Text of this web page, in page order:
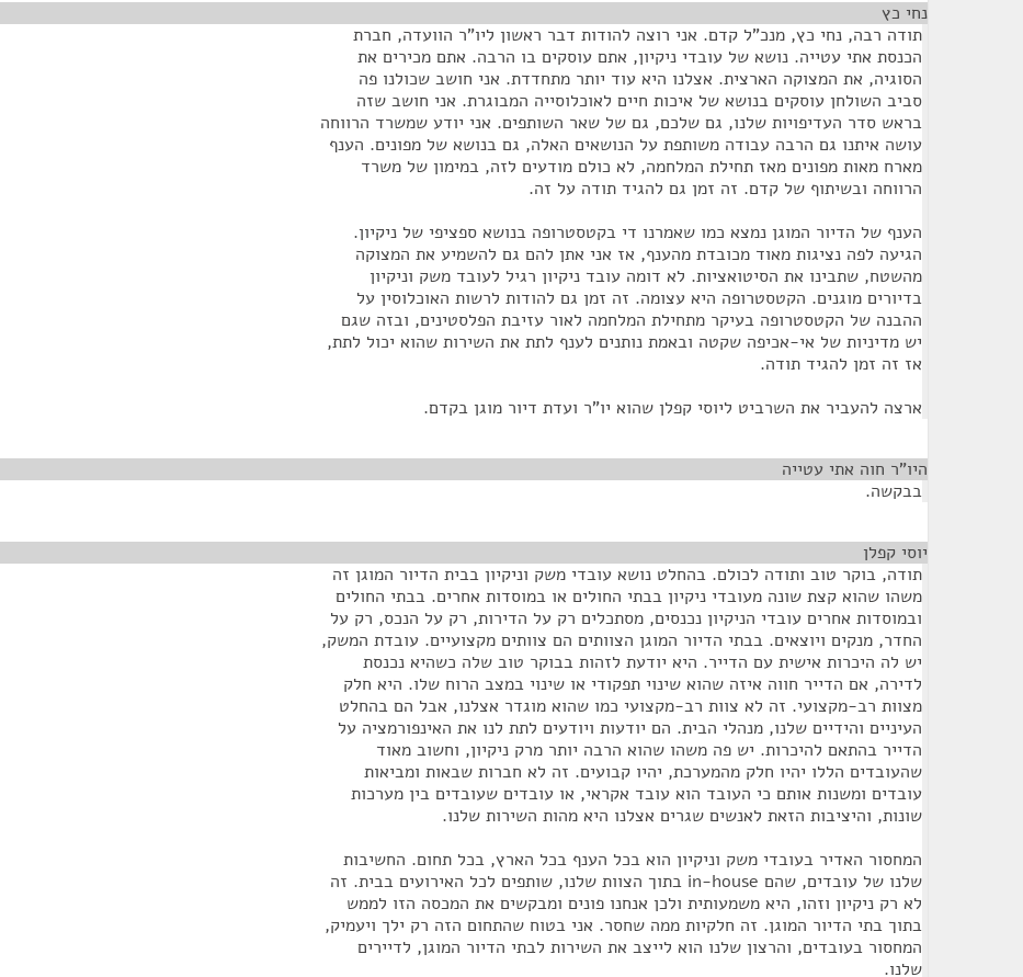
נחי כץ
תודה רבה, נחי כץ, מנכ"ל קדם. אני רוצה להודות דבר ראשון ליו"ר הוועדה, חברת
הכנסת אתי עטייה. נושא של עובדי ניקיון, אתם עוסקים בו הרבה. אתם מכירים את
הסוגיה, את המצוקה הארצית. אצלנו היא עוד יותר מתחדדת. אני חושב שכולנו פה
סביב השולחן עוסקים בנושא של איכות חיים לאוכלוסייה המבוגרת. אני חושב שזה
בראש סדר העדיפויות שלנו, גם שלכם, גם של שאר השותפים. אני יודע שמשרד הרווחה
עושה איתנו גם הרבה עבודה משותפת על הנושאים האלה, גם בנושא של מפונים. הענף
מארח מאות מפונים מאז תחילת המלחמה, לא כולם מודעים לזה, במימון של משרד
הרווחה ובשיתוף של קדם. זה זמן גם להגיד תודה על זה.
הענף של הדיור המוגן נמצא כמו שאמרנו די בקטסטרופה בנושא ספציפי של ניקיון.
הגיעה לפה נציגות מאוד מכובדת מהענף, אז אני אתן להם גם להשמיע את המצוקה
מהשטח, שתבינו את הסיטואציות. לא דומה עובד ניקיון רגיל לעובד משק וניקיון
בדיורים מוגנים. הקטסטרופה היא עצומה. זה זמן גם להודות לרשות האוכלוסין על
ההבנה של הקטסטרופה בעיקר מתחילת המלחמה לאור עזיבת הפלסטינים, ובזה שגם
יש מדיניות של אי-אכיפה שקטה ובאמת נותנים לענף לתת את השירות שהוא יכול לתת,
אז זה זמן להגיד תודה.
ארצה להעביר את השרביט ליוסי קפלן שהוא יו"ר ועדת דיור מוגן בקדם.
היו"ר חוה אתי עטייה
בבקשה.
יוסי קפלן
תודה, בוקר טוב ותודה לכולם. בהחלט נושא עובדי משק וניקיון בבית הדיור המוגן זה
משהו שהוא קצת שונה מעובדי ניקיון בבתי החולים או במוסדות אחרים. בבתי החולים
ובמוסדות אחרים עובדי הניקיון נכנסים, מסתכלים רק על הדירות, רק על הנכס, רק על
החדר, מנקים ויוצאים. בבתי הדיור המוגן הצוותים הם צוותים מקצועיים. עובדת המשק,
יש לה היכרות אישית עם הדייר. היא יודעת לזהות בבוקר טוב שלה כשהיא נכנסת
לדירה, אם הדייר חווה איזה שהוא שינוי תפקודי או שינוי במצב הרוח שלו. היא חלק
מצוות רב-מקצועי. זה לא צוות רב-מקצועי כמו שהוא מוגדר אצלנו, אבל הם בהחלט
העיניים והידיים שלנו, מנהלי הבית. הם יודעות ויודעים לתת לנו את האינפורמציה על
הדייר בהתאם להיכרות. יש פה משהו שהוא הרבה יותר מרק ניקיון, וחשוב מאוד
שהעובדים הללו יהיו חלק מהמערכת, יהיו קבועים. זה לא חברות שבאות ומביאות
עובדים ומשנות אותם כי העובד הוא עובד אקראי, או עובדים שעובדים בין מערכות
שונות, והיציבות הזאת לאנשים שגרים אצלנו היא מהות השירות שלנו.
המחסור האדיר בעובדי משק וניקיון הוא בכל הענף בכל הארץ, בכל תחום. החשיבות
שלנו של עובדים, שהם in-house בתוך הצוות שלנו, שותפים לכל האירועים בבית. זה
לא רק ניקיון וזהו, היא משמעותית ולכן אנחנו פונים ומבקשים את המכסה הזו לממש
בתוך בתי הדיור המוגן. זה חלקיות ממה שחסר. אני בטוח שהתחום הזה רק ילך ויעמיק,
המחסור בעובדים, והרצון שלנו הוא לייצב את השירות לבתי הדיור המוגן, לדיירים
שלנו.